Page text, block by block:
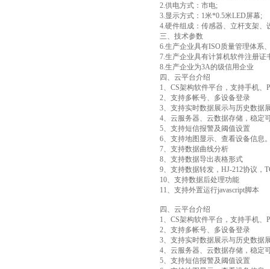
2.供电方式：市电;
3.显示方式：1米*0.5米LED屏幕;
4.硬件组成：传感器、立杆支架
三、技术参数
6.生产企业具有ISO质量管理体系
7.生产企业具有计算机软件注册证
8.生产企业为3A的级信用企业
四、云平台介绍
1、CS架构软件平台，支持手机
2、支持多帐号、多设备登录
3、支持实时数据展示与历史数据
4、云服务器、云数据存储，稳定
5、支持短信报警及阈值设置
6、支持地图显示、查看设备信息
7、支持数据曲线分析
8、支持数据导出表格形式
9、支持数据转发，HJ-212协议，
10、支持数据后处理功能
11、支持外置运行javascript脚本
四、云平台介绍
1、CS架构软件平台，支持手机
2、支持多帐号、多设备登录
3、支持实时数据展示与历史数据
4、云服务器、云数据存储，稳定
5、支持短信报警及阈值设置